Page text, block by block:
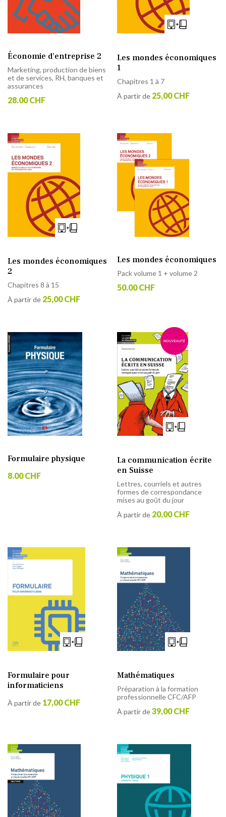
Économie d’entreprise 2
Marketing, production de biens
et de services, RH, banques et
assurances
28.00 CHF
Les mondes économiques
1
Chapitres 1 à 7
À partir de 25,00 CHF
Les mondes économiques
2
Chapitres 8 à 15
À partir de 25,00 CHF
Les mondes économiques
Pack volume 1 + volume 2
50.00 CHF
Formulaire physique
8.00 CHF
La communication écrite
en Suisse
Lettres, courriels et autres
formes de correspondance
mises au goût du jour
À partir de 20,00 CHF
Formulaire pour
informaticiens
À partir de 17,00 CHF
Mathématiques
Préparation à la formation
professionnelle CFC/AFP
À partir de39,00 CHF